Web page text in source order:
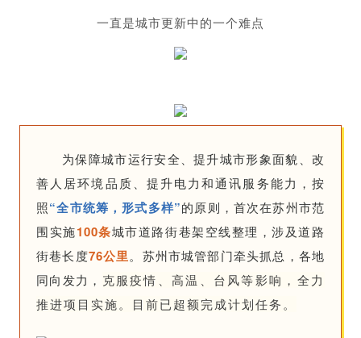
一直是城市更新中的一个难点
为保障城市运行安全、提升城市形象面貌、改
善人居环境品质、提升电力和通讯服务能力，按
照“全市统筹，形式多样”的原则，首次在苏州市范
围实施100条城市道路街巷架空线整理，涉及道路
街巷长度76公里。苏州市城管部门牵头抓总，各地
同向发力， 克服疫情、高温、台风等影响，全力
推进项目实施。目前已超额完成计划任务。